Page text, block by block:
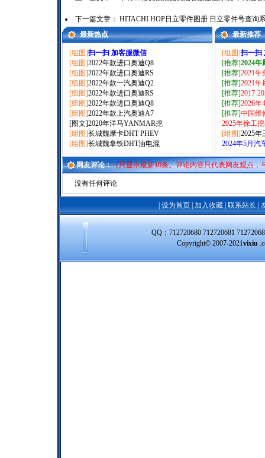
下一篇文章： HITACHI HOP日立零件图册 日立零件号查询
最新热点
最新推荐
[组图]扫一扫 加客服微信
[组图]2022年款进口奥迪Q8
[组图]2022年款进口奥迪RS
[组图]2022年款一汽奥迪Q2
[组图]2022年款进口奥迪RS
[组图]2022年款进口奥迪Q8
[组图]2022年款上汽奥迪A7
[图文]2020年洋马YANMAR挖
[组图]长城魏摩卡DHT PHEV
[组图]长城魏拿铁DHT油电混
[组图]扫一扫
[推荐]2024年
[推荐]2021年
[推荐]2021年
[推荐]2017-
[推荐]2026年
[推荐]中国维
2025年徐工
[组图]2025年
2024年5月汽
网友评论：（只显示最新10条。评论内容只代表网友观点，
没有任何评论
设为首页| 加入收藏| 联系站长
QQ：712720680 712720681
Copyright© 2007-2021vixiu